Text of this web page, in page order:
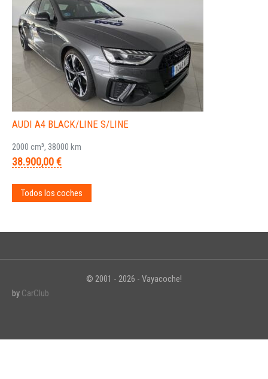
AUDI A4 BLACK/LINE S/LINE
2000 cm³, 38000 km
38.900,00 €
Todos los coches
© 2001 - 2026 - Vayacoche!
by CarClub